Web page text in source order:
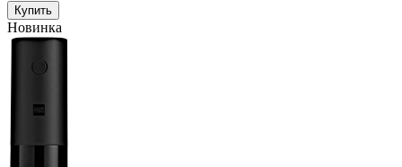
Купить
Новинка